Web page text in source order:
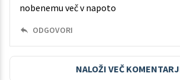
nobenemu več v napoto
ODGOVORI
NALOŽI VEČ